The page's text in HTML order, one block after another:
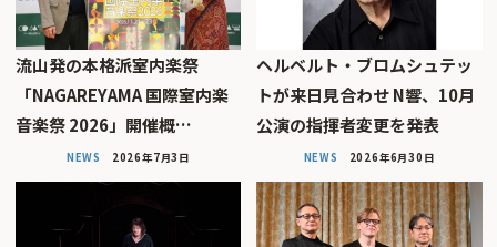
流山発の本格派室内楽祭
「NAGAREYAMA 国際室内楽
音楽祭 2026」開催概…
NEWS 2026年7月3日
ヘルベルト・ブロムシュテッ
トが来日見合わせ N響、10月
公演の指揮者変更を発表
NEWS 2026年6月30日